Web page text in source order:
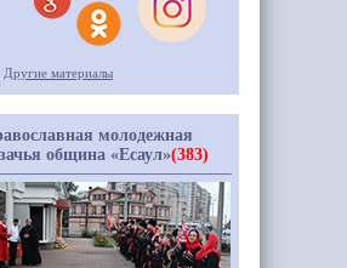
Другие материалы
молодежная
община «Есаул»(383)